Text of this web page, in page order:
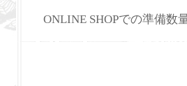
ONLINE SHOPでの準備